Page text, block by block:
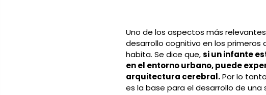
Uno de los aspectos más
desarrollo cognitivo en los
habita. Se dice que,si un infante
en el entorno urbano, puede
arquitectura cerebral.Por lo
es la base para el desarrollo de una